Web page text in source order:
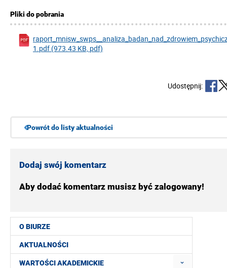
O BIURZE
AKTUALNOŚCI
WARTOŚCI AKADEMICKIE
Pliki do pobrania
1.pdf (973.43 KB, pdf)
Udostępnij:
Powrót do listy aktualności
Dodaj swój komentarz
Aby dodać komentarz musisz być zalogowany!